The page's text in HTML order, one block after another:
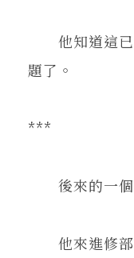
他知道這已
題了。
***
後來的一個
他來進修部